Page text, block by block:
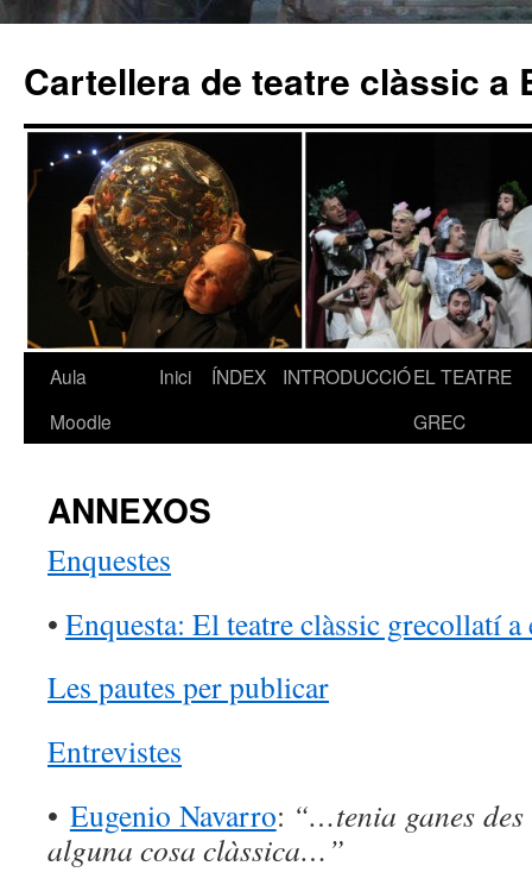
Cartellera de teatre clàssic a
Vés
Aula
Moodle
Inici ÍNDEX INTRODUCCIÓEL TEATRE
GREC
ANNEXOS
Enquestes
• Enquesta: El teatre clàssic grecollatí a
Les pautes per publicar
Entrevistes
• Eugenio Navarro: “…tenia ganes
alguna cosa clàssica…”